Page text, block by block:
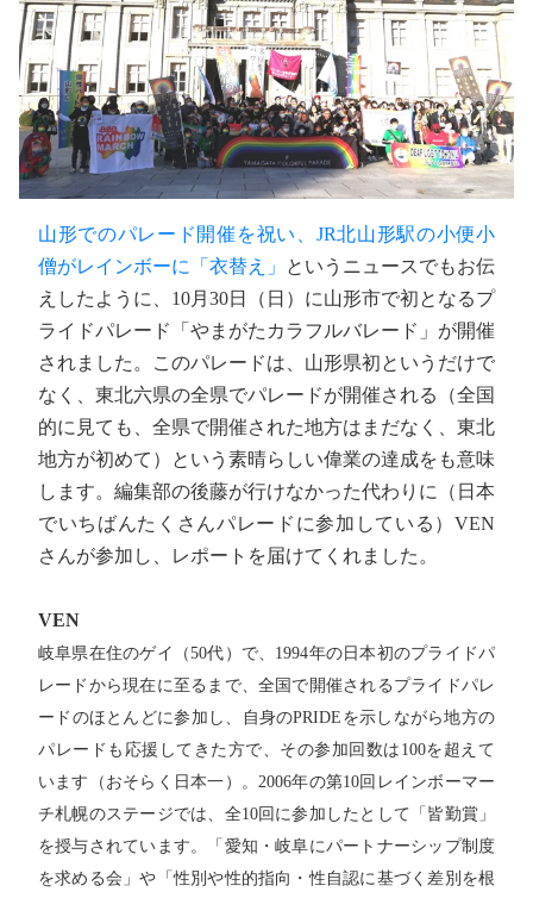
山形でのパレード開催を祝い、JR北山形駅の小便小
僧がレインボーに「衣替え」
というニュースでもお伝
えしたように、10月30日（日）に山形市で初となるプ
ライドパレード「やまがたカラフルバレード」が開催
されました。このパレードは、山形県初というだけで
なく、東北六県の全県でパレードが開催される（全国
的に見ても、全県で開催された地方はまだなく、東北
地方が初めて）という素晴らしい偉業の達成をも意味
します。編集部の後藤が行けなかった代わりに（日本
でいちばんたくさんパレードに参加している）VEN
さんが参加し、レポートを届けてくれました。
VEN
岐阜県在住のゲイ（50代）で、1994年の日本初のプライドパ
レードから現在に至るまで、全国で開催されるプライドパレ
ードのほとんどに参加し、自身のPRIDEを示しながら地方の
パレードも応援してきた方で、その参加回数は100を超えて
います（おそらく日本一）。2006年の第10回レインボーマー
チ札幌のステージでは、全10回に参加したとして「皆勤賞」
を授与されています。「愛知・岐阜にパートナーシップ制度
を求める会」や「性別や性的指向・性自認に基づく差別を根